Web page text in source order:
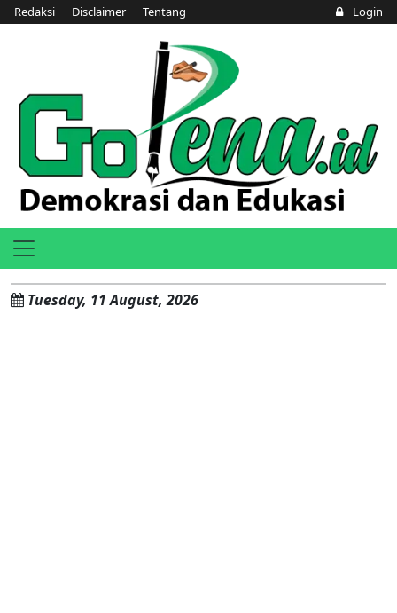
Redaksi Disclaimer Tentang Login
Tuesday, 11 August, 2026